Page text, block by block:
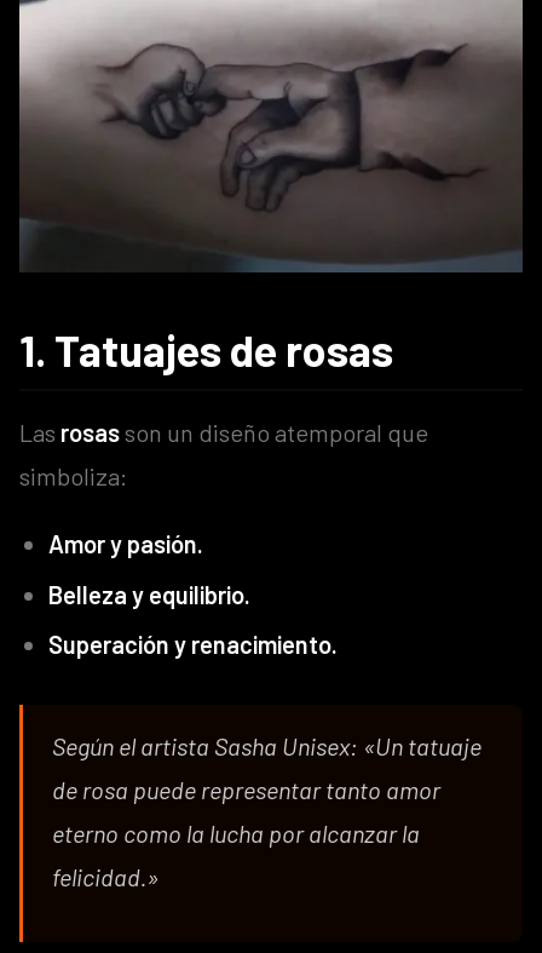
1. Tatuajes de rosas
Las rosasson un diseño atemporal que
simboliza:
Amor y pasión.
Belleza y equilibrio.
Superación y renacimiento.
Según el artista Sasha Unisex: «Un tatuaje
de rosa puede representar tanto amor
eterno como la lucha por alcanzar la
felicidad.»